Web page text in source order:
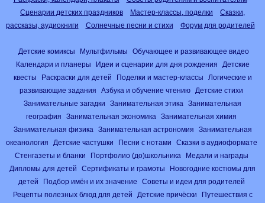
Сценарии детских праздников
Мастер-классы, поделки
Сказки,
рассказы, аудиокниги
Солнечные песни и стихи Форум для родителей
Детские комиксы Мультфильмы
Обучающее и развивающее видео
Календари и планеры
Идеи и сценарии для дня рождения
Детские
квесты
Раскраски для детей Поделки и мастер-классы
Логические и
развивающие задания
Азбука и обучение чтению
Детские стихи
Занимательные загадки
Занимательная этика
Занимательная
география
Занимательная экономика
Занимательная химия
Занимательная физика
Занимательная астрономия
Занимательная
океанология
Детские частушки Песни с нотами
Сказки в аудиоформате
Стенгазеты и бланки
Портфолио (до)школьника
Медали и награды
Дипломы для детей
Сертификаты и грамоты
Новогодние костюмы для
детей
Подбор имён и их значение
Советы и идеи для родителей
Рецепты полезных блюд для детей
Детские причёски
Путешествия с